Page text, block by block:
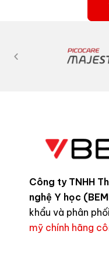
Công ty TNHH
nghệ Y học
khẩu và phân
mỹ chính hãng